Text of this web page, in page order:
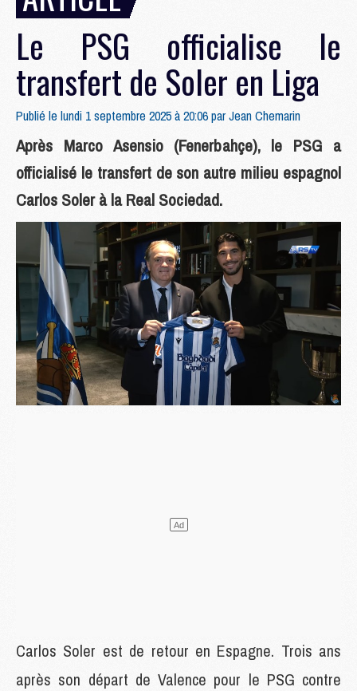
Le PSG officialise le
transfert de Soler en Liga
Publié le lundi 1 septembre 2025 à 20:06 parJean Chemarin
Après Marco Asensio (Fenerbahçe), le PSG a
officialisé le transfert de son autre milieu espagnol
Carlos Soler à la Real Sociedad.
Carlos Soler est de retour en Espagne. Trois ans
après son départ de Valence pour le PSG contre